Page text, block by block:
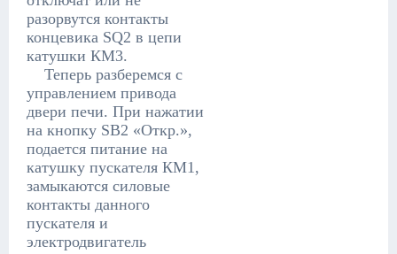
разорвутся контакты
концевика SQ2 в цепи
катушки КМ3.
Теперь разберемся с
управлением привода
двери печи. При нажатии
на кнопку SB2 «Откр.»,
подается питание на
катушку пускателя КМ1,
замыкаются силовые
контакты данного
пускателя и
электродвигатель